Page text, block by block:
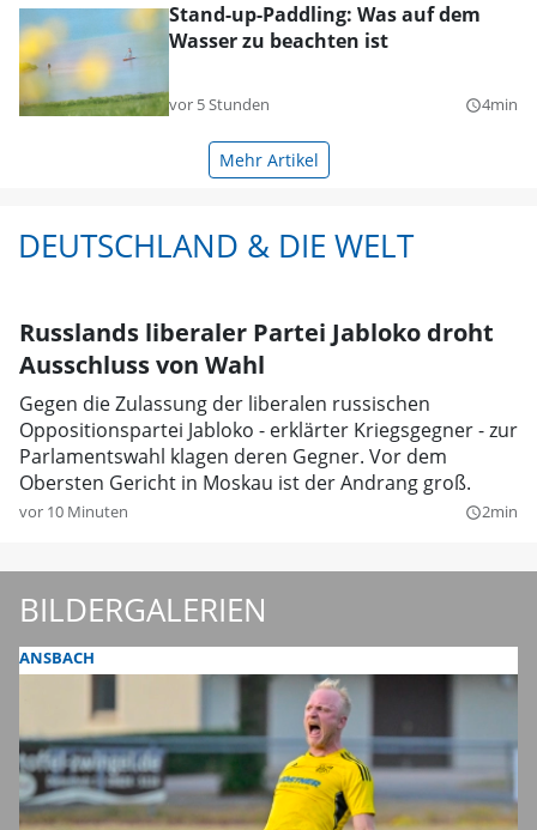
Stand-up-Paddling: Was auf dem
Wasser zu beachten ist
vor 5 Stunden query_builder4min
Mehr Artikel
DEUTSCHLAND & DIE WELT
Russlands liberaler Partei Jabloko droht
Ausschluss von Wahl
Gegen die Zulassung der liberalen russischen
Oppositionspartei Jabloko - erklärter Kriegsgegner - zur
Parlamentswahl klagen deren Gegner. Vor dem
Obersten Gericht in Moskau ist der Andrang groß.
vor 10 Minuten query_builder2min
BILDERGALERIEN
ANSBACH